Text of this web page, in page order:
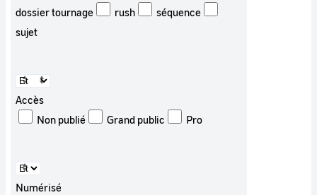
dossier tournage
rush
séquence
sujet
Accès
Non publié
Grand public Pro
Numérisé